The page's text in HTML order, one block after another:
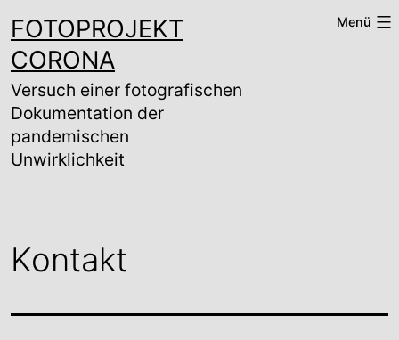
Inhalt
springen
FOTOPROJEKT
CORONA
Versuch einer fotografischen
Dokumentation der
pandemischen
Unwirklichkeit
Menü
Kontakt